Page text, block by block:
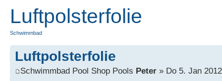
Luftpolsterfolie
Schwimmbad
Luftpolsterfolie
Schwimmbad Pool Shop Pools Peter » Do 5. Jan